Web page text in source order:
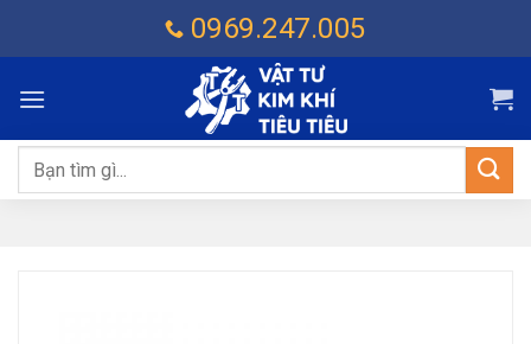
dung
0969.247.005
Tìm
kiếm: